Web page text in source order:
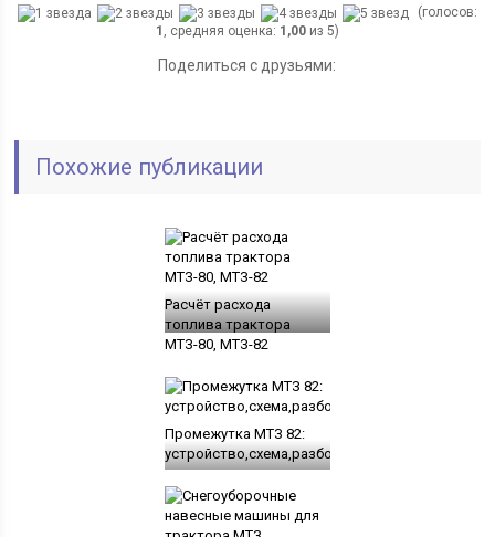
(голосов:
1
, средняя оценка: 1,00из 5)
Поделиться с друзьями:
Похожие публикации
Расчёт расхода
топлива трактора
МТЗ-80, МТЗ-82
Промежутка МТЗ 82:
устройство,схема,разборка